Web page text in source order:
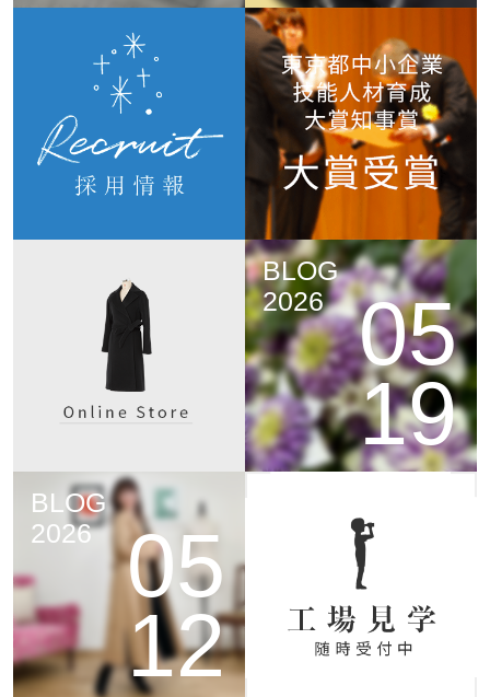
BLOG
2026
05
19
BLOG
2026
05
12